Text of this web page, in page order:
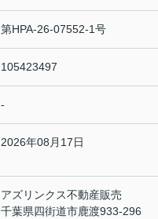
第HPA-26-07552-1号
105423497
-
2026年08月17日
アズリンクス不動産販売
千葉県四街道市鹿渡933-296